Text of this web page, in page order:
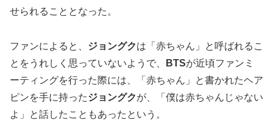
せられることとなった。
ファンによると、 ジョングクは「赤ちゃん」と呼ばれるこ
とをうれしく思っていないようで、
BTSが近頃ファンミ
ーティングを行った際には、「赤ちゃん」と書かれたヘア
ピンを手に持ったジョングクが、「僕は赤ちゃんじゃない
よ」と話したこともあったという。